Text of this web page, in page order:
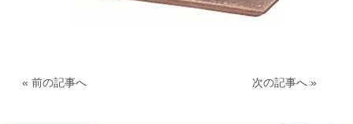
« 前の記事へ 次の記事へ »